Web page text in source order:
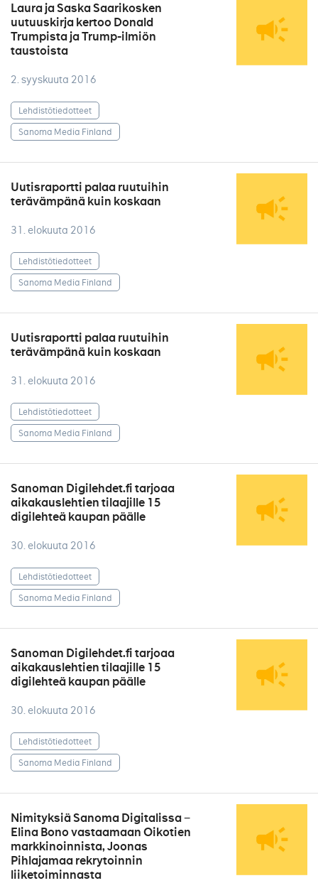
Laura ja Saska Saarikosken
uutuuskirja kertoo Donald
Trumpista ja Trump-ilmiön
taustoista
2. syyskuuta 2016
Lehdistötiedotteet
Sanoma Media Finland
Uutisraportti palaa ruutuihin
terävämpänä kuin koskaan
31. elokuuta 2016
Lehdistötiedotteet
Sanoma Media Finland
Uutisraportti palaa ruutuihin
terävämpänä kuin koskaan
31. elokuuta 2016
Lehdistötiedotteet
Sanoma Media Finland
Sanoman Digilehdet.fi tarjoaa
aikakauslehtien tilaajille 15
digilehteä kaupan päälle
30. elokuuta 2016
Lehdistötiedotteet
Sanoma Media Finland
Sanoman Digilehdet.fi tarjoaa
aikakauslehtien tilaajille 15
digilehteä kaupan päälle
30. elokuuta 2016
Lehdistötiedotteet
Sanoma Media Finland
Nimityksiä Sanoma Digitalissa −
Elina Bono vastaamaan Oikotien
markkinoinnista, Joonas
Pihlajamaa rekrytoinnin
liiketoiminnasta